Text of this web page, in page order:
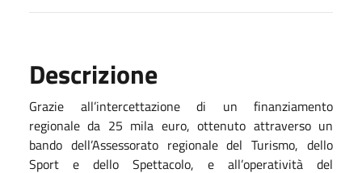
Descrizione
Grazie all’intercettazione di un finanziamento
regionale da 25 mila euro, ottenuto attraverso un
bando dell’Assessorato regionale del Turismo, dello
Sport e dello Spettacolo, e all’operatività del